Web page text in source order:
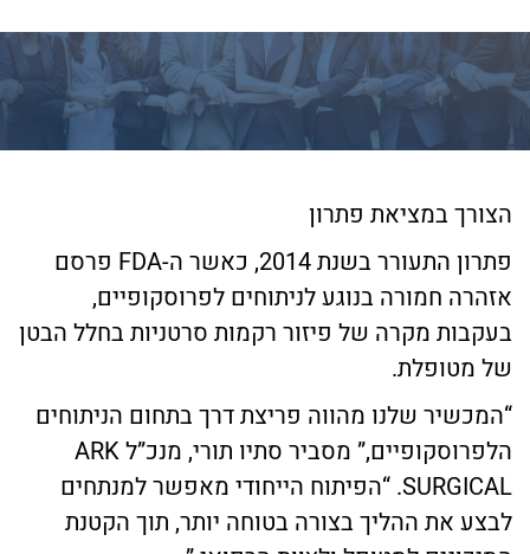
הצורך במציאת פתרון
פתרון התעורר בשנת 2014, כאשר ה-FDA פרסם
אזהרה חמורה בנוגע לניתוחים לפרוסקופיים,
בעקבות מקרה של פיזור רקמות סרטניות בחלל הבטן
של מטופלת.
“המכשיר שלנו מהווה פריצת דרך בתחום הניתוחים
הלפרוסקופיים,” מסביר סתיו תורי, מנכ”ל ARK
SURGICAL. “הפיתוח הייחודי מאפשר למנתחים
לבצע את ההליך בצורה בטוחה יותר, תוך הקטנת